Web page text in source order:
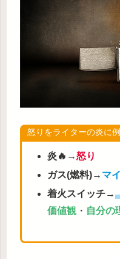
怒りをライターの炎に
炎🔥 →怒り
ガス(燃料)→ マ
着火スイッチ→
価値観・ 自分の